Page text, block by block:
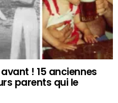
! 15 anciennes
parents qui le